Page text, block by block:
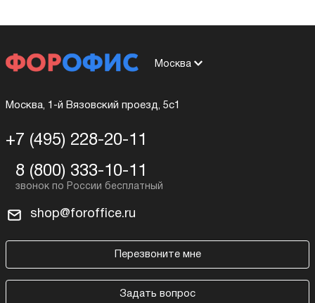
Москва
Москва, 1-й Вязовский проезд, 5с1
+7 (495) 228-20-11
8 (800) 333-10-11
shop@foroffice.ru
Перезвоните мне
Задать вопрос